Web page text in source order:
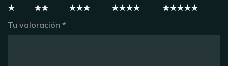
Tu valoración *